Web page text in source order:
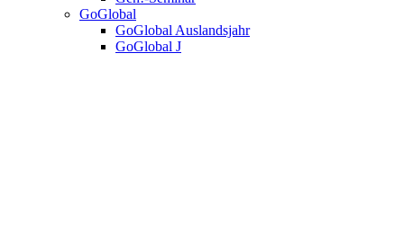
GoGlobal
GoGlobal Auslandsjahr
GoGlobal J